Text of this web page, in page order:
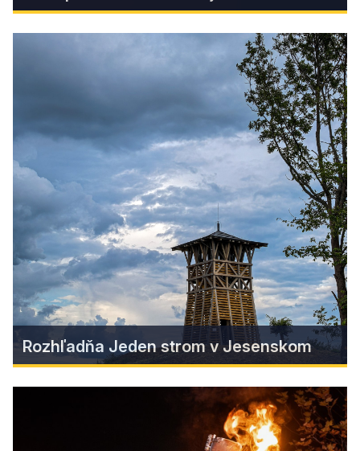
S lampiónom za Hviezdojedom
Pomôžte vrátiť svetlo a hviezdy, ktoré
Hviezdojed Revúcej ukradol! 🌠
Find more
Rozhľadňa Jeden strom v Jesenskom